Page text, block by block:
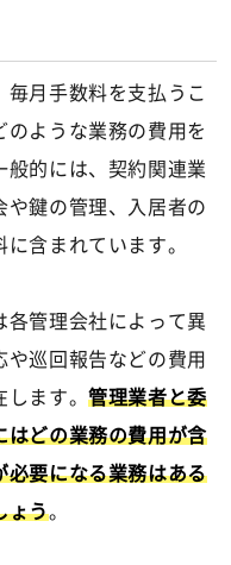
月手数料を支払うこ
のような業務の費用を
般的には、契約関連業
や鍵の管理、入居者の
含まれています。
各管理会社によって異
巡回報告などの費用
します。管理業者と委
はどの業務の費用が含
必要になる業務はある
ょう。